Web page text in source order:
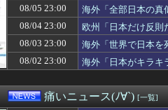
【動画】手術中に熊本地震が発生
ライザの公式AIゲーム、エッチす
【モンハンワイルズ】ワイルズ買
【愕然】大学生ワイ、人妻の中に
【画像】「未経験チー牛」には解
ヒロイン攻略後に始まる‘エクスト
【動画】乃木坂野球部の若鷹軍団
【画像】Kカップお○ぱいを下から
08/05 23:00
海外「全部日本の真
08/04 23:00
欧州「日本だけ反
08/03 23:00
海外「世界で日本を
08/02 23:00
海外「日本がキラキ
痛いニュース(ﾉ∀`) [一覧]